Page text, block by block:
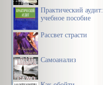
Практический аудит:
учебное пособие
Рассвет страсти
Самоанализ